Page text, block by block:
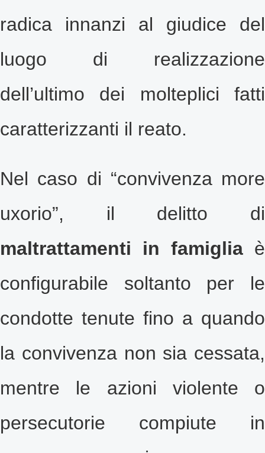
radica innanzi al giudice del
luogo di realizzazione
dell’ultimo dei molteplici fatti
caratterizzanti il reato.
Nel caso di “convivenza more
uxorio”, il delitto di
maltrattamenti in famiglia è
configurabile soltanto per le
condotte tenute fino a quando
la convivenza non sia cessata,
mentre le azioni violente o
persecutorie compiute in